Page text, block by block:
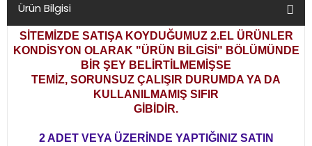
Ürün Bilgisi
SİTEMİZDE SATIŞA KOYDUĞUMUZ 2.EL ÜRÜNLER
KONDİSYON OLARAK "ÜRÜN BİLGİSİ" BÖLÜMÜNDE
BİR ŞEY BELİRTİLMEMİŞSE
TEMİZ, SORUNSUZ ÇALIŞIR DURUMDA YA DA
KULLANILMAMIŞ SIFIR
GİBİDİR.
2 ADET VEYA ÜZERİNDE YAPTIĞINIZ SATIN